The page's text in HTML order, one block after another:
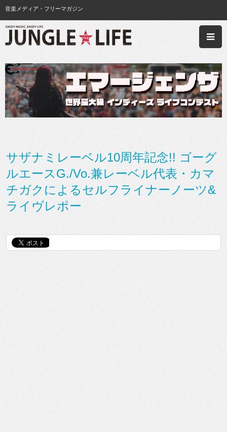
音楽メディア・フリーマガジン
サザナミレーベル10周年記念!! ゴーグ
ルエースG./Vo.兼レーベル代表・カマ
チガクによるセルフライナーノーツ&
ライヴレポー